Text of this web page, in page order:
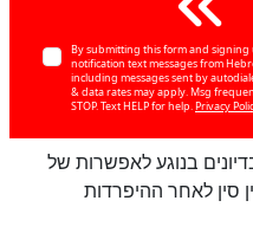
By submitting this form and signing
notification text messages from
including messages sent by
& data rates may apply. Msg
STOP. Text HELP for help. Privacy
בנוגע לאפשרות של
סין לאחר ההיפרדות